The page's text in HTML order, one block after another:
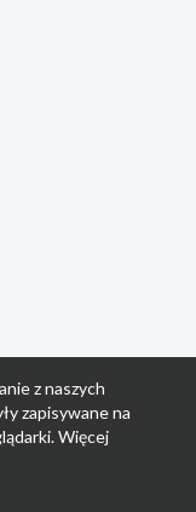
z naszych
zapisywane na
Więcej